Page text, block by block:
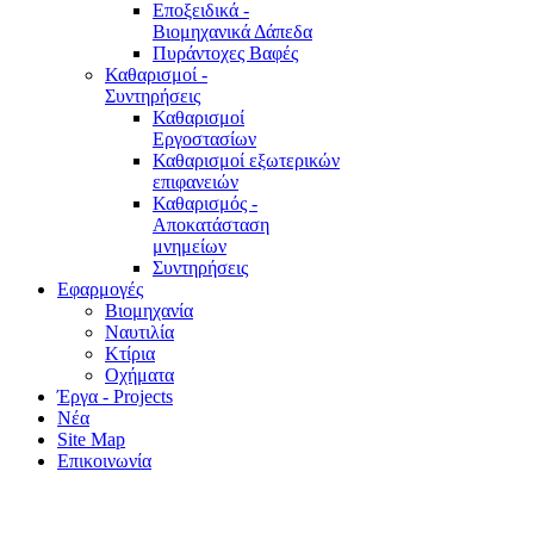
Εποξειδικά -
Βιομηχανικά Δάπεδα
Πυράντοχες Βαφές
Καθαρισμοί -
Συντηρήσεις
Καθαρισμοί
Εργοστασίων
Καθαρισμοί εξωτερικών
επιφανειών
Καθαρισμός -
Αποκατάσταση
μνημείων
Συντηρήσεις
Εφαρμογές
Βιομηχανία
Ναυτιλία
Κτίρια
Οχήματα
Έργα - Projects
Νέα
Site Map
Επικοινωνία